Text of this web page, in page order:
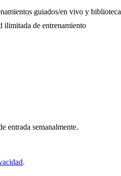
guiados/en vivo y biblioteca
ilimitada de entrenamiento
entrada semanalmente.
.